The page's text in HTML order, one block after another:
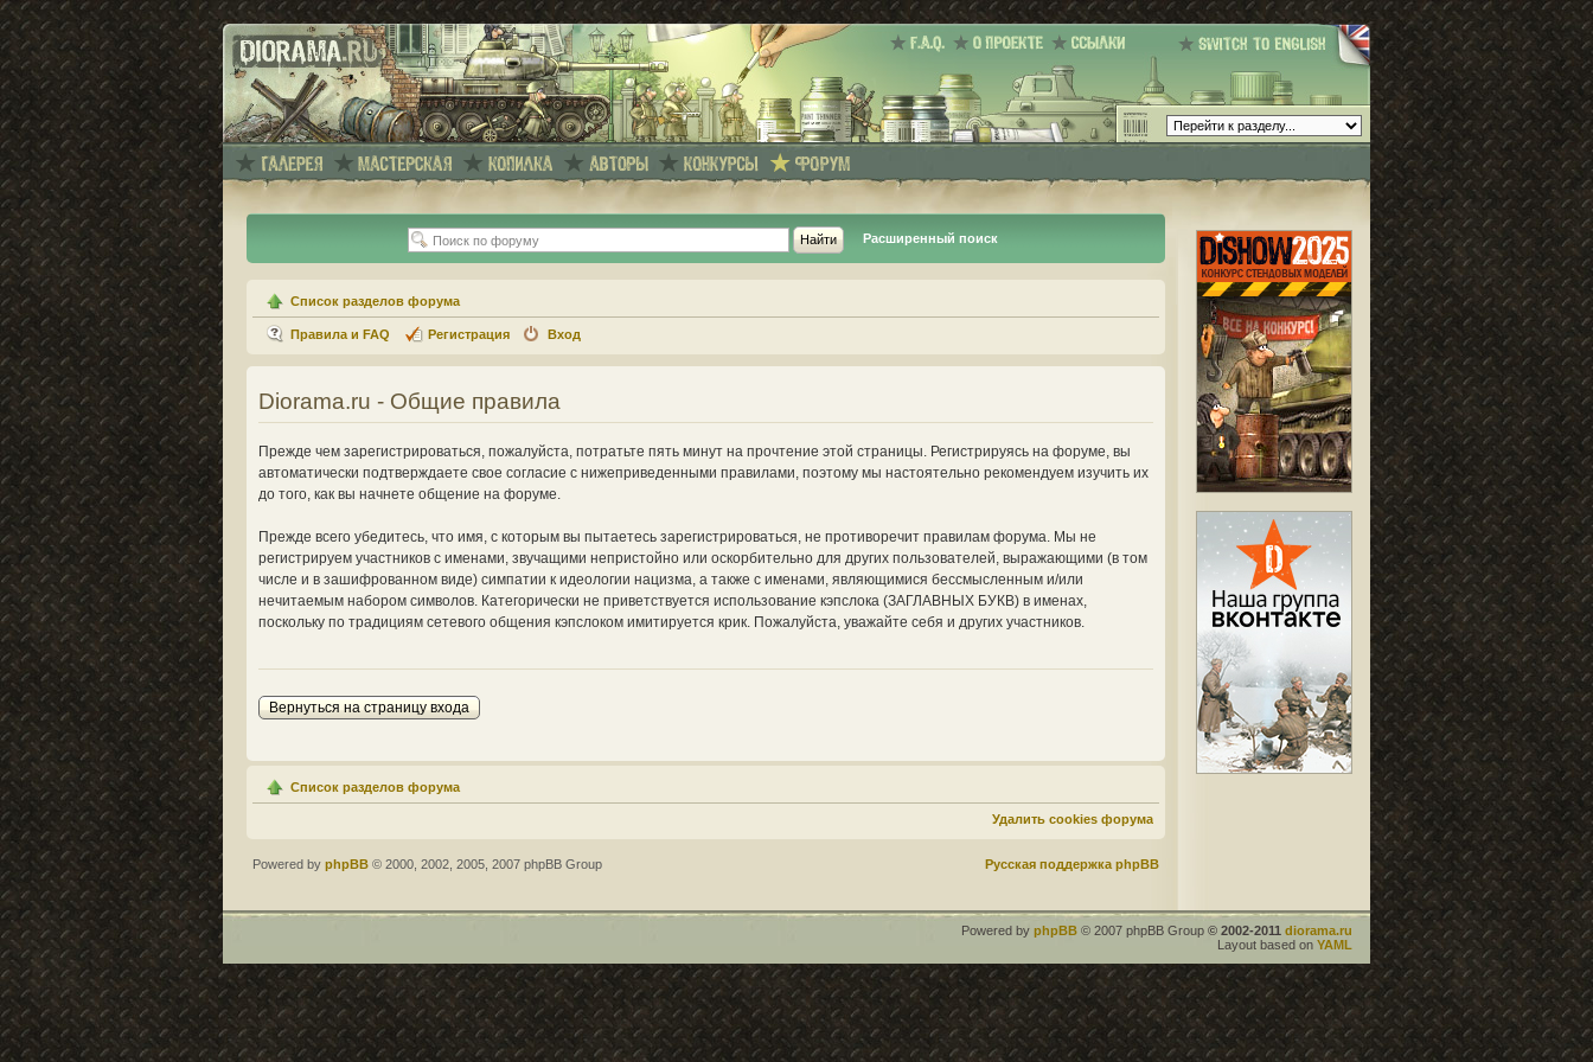
Расширенный поиск
Список разделов форума
Правила и FAQ Регистрация Вход
Diorama.ru - Общие правила
Прежде чем зарегистрироваться, пожалуйста, потратьте пять минут на прочтение этой страницы. Регистрируясь на форуме, вы
автоматически подтверждаете свое согласие с нижеприведенными правилами, поэтому мы настоятельно рекомендуем изучить их
до того, как вы начнете общение на форуме.
Прежде всего убедитесь, что имя, с которым вы пытаетесь зарегистрироваться, не противоречит правилам форума. Мы не
регистрируем участников с именами, звучащими непристойно или оскорбительно для других пользователей, выражающими (в том
числе и в зашифрованном виде) симпатии к идеологии нацизма, а также с именами, являющимися бессмысленным и/или
нечитаемым набором символов. Категорически не приветствуется использование кэпслока (ЗАГЛАВНЫХ БУКВ) в именах,
поскольку по традициям сетевого общения кэпслоком имитируется крик. Пожалуйста, уважайте себя и других участников.
Вернуться на страницу входа
Список разделов форума
Удалить cookies форума
Powered by phpBB © 2000, 2002, 2005, 2007 phpBB Group Русская поддержка phpBB
Powered by phpBB © 2007 phpBB Group © 2002-2011 diorama.ru
Layout based on YAML